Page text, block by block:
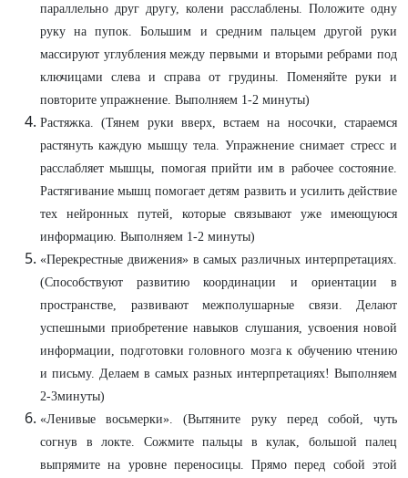
параллельно друг другу, колени расслаблены. Положите одну
руку на пупок. Большим и средним пальцем другой руки
массируют углубления между первыми и вторыми ребрами под
ключицами слева и справа от грудины. Поменяйте руки и
повторите упражнение. Выполняем 1-2 минуты)
Растяжка. (Тянем руки вверх, встаем на носочки, стараемся
растянуть каждую мышцу тела. Упражнение снимает стресс и
расслабляет мышцы, помогая прийти им в рабочее состояние.
Растягивание мышц помогает детям развить и усилить действие
тех нейронных путей, которые связывают уже имеющуюся
информацию. Выполняем 1-2 минуты)
«Перекрестные движения» в самых различных интерпретациях.
(Способствуют развитию координации и ориентации в
пространстве, развивают межполушарные связи. Делают
успешными приобретение навыков слушания, усвоения новой
информации, подготовки головного мозга к обучению чтению
и письму. Делаем в самых разных интерпретациях! Выполняем
2-3минуты)
«Ленивые восьмерки». (Вытяните руку перед собой, чуть
согнув в локте. Сожмите пальцы в кулак, большой палец
выпрямите на уровне переносицы. Прямо перед собой этой